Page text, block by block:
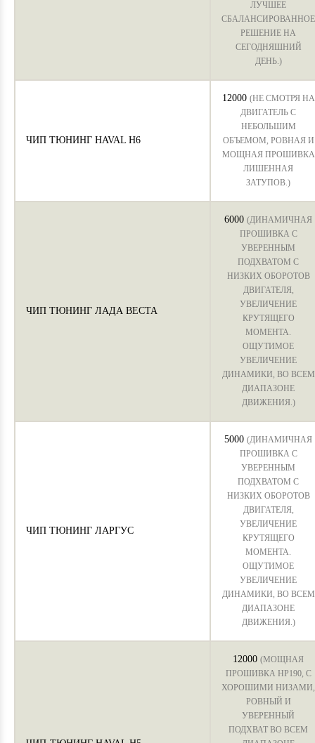
ЛУЧШЕЕ
СБАЛАНСИРОВАННОЕ
РЕШЕНИЕ НА
СЕГОДНЯШНИЙ
ДЕНЬ.)
ЧИП ТЮНИНГ HAVAL H6
12000 (НЕ СМОТРЯ НА
ДВИГАТЕЛЬ С
НЕБОЛЬШИМ
ОБЪЕМОМ, РОВНАЯ И
МОЩНАЯ ПРОШИВКА
ЛИШЕННАЯ
ЗАТУПОВ.)
ЧИП ТЮНИНГ ЛАДА ВЕСТА
6000 (ДИНАМИЧНАЯ
ПРОШИВКА С
УВЕРЕННЫМ
ПОДХВАТОМ С
НИЗКИХ ОБОРОТОВ
ДВИГАТЕЛЯ,
УВЕЛИЧЕНИЕ
КРУТЯЩЕГО
МОМЕНТА.
ОЩУТИМОЕ
УВЕЛИЧЕНИЕ
ДИНАМИКИ, ВО ВСЕМ
ДИАПАЗОНЕ
ДВИЖЕНИЯ.)
ЧИП ТЮНИНГ ЛАРГУС
5000 (ДИНАМИЧНАЯ
ПРОШИВКА С
УВЕРЕННЫМ
ПОДХВАТОМ С
НИЗКИХ ОБОРОТОВ
ДВИГАТЕЛЯ,
УВЕЛИЧЕНИЕ
КРУТЯЩЕГО
МОМЕНТА.
ОЩУТИМОЕ
УВЕЛИЧЕНИЕ
ДИНАМИКИ, ВО ВСЕМ
ДИАПАЗОНЕ
ДВИЖЕНИЯ.)
12000 (МОЩНАЯ
ПРОШИВКА HP190, С
ХОРОШИМИ НИЗАМИ,
РОВНЫЙ И
УВЕРЕННЫЙ
ПОДХВАТ ВО ВСЕМ